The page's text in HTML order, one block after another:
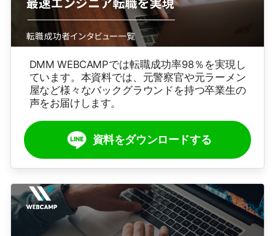
DMM WEBCAMPでは転職成功率98％を実現し
ています。本資料では、元警察官や元ラーメン
屋など様々なバックグラウンドを持つ卒業生の
声をお届けします。
資料をダウンロードする